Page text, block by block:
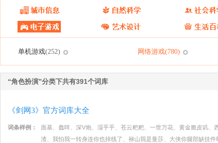
单机游戏(252) 网络游戏(780)
“角色扮演”分类下共有391个词库
《剑网3》官方词库大全
词条样例：
面基、蠢咩、深V炮、湿乎乎、苍云粑粑、一世万花、黄金脆皮叽
渣、我怕我一转身连你也掉线了、禄山我是曼莎、大侠你腿部缺挂